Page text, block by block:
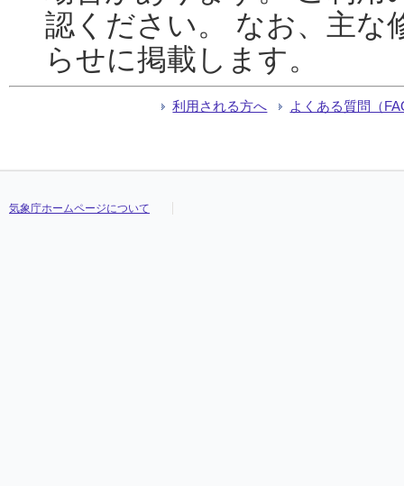
認ください。 なお、主な
らせに掲載します。
利用される方へ よくある質問（
気象庁ホームページについて